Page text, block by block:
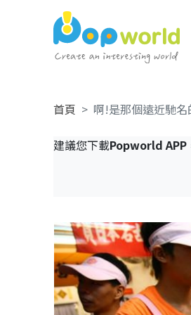
首頁 啊!是那個遠近馳名
建議您下載Popworld APP